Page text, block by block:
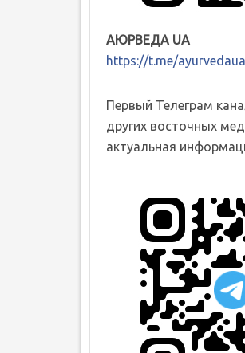
АЮРВЕДА UA
https://t.me/ayurvedaua
Первый Телеграм
других восточных
актуальная